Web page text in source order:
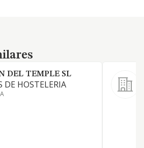
DEL TEMPLE SL
DE HOSTELERIA